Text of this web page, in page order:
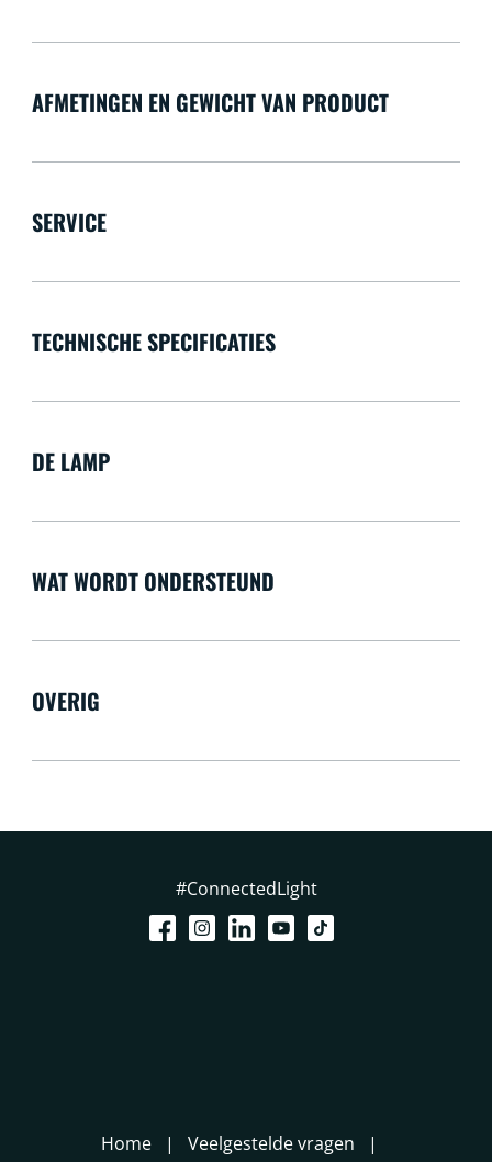
AFMETINGEN EN GEWICHT VAN PRODUCT
SERVICE
TECHNISCHE SPECIFICATIES
DE LAMP
WAT WORDT ONDERSTEUND
OVERIG
#ConnectedLight
Home
Veelgestelde vragen